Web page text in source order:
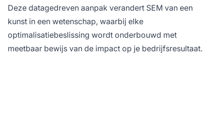
Deze datagedreven aanpak verandert SEM van een
kunst in een wetenschap, waarbij elke
optimalisatiebeslissing wordt onderbouwd met
meetbaar bewijs van de impact op je bedrijfsresultaat.